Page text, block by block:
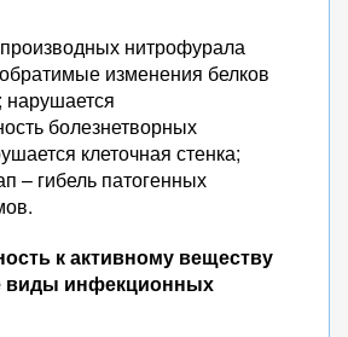
нитрофурала
изменения белков
нарушается
болезнетворных
клеточная стенка;
– гибель патогенных
к активному веществу
виды инфекционных